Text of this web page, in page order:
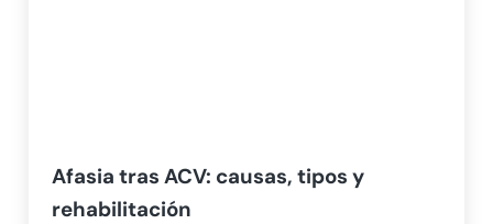
Afasia tras ACV: causas, tipos y
rehabilitación